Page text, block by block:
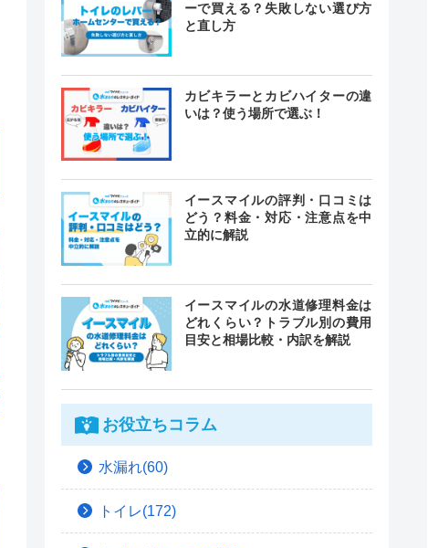
ーで買える？失敗しない選び方
と直し方
カビキラーとカビハイターの違
いは？使う場所で選ぶ！
イースマイルの評判・口コミは
どう？料金・対応・注意点を中
立的に解説
イースマイルの水道修理料金は
どれくらい？トラブル別の費用
目安と相場比較・内訳を解説
お役立ちコラム
水漏れ(60)
トイレ(172)